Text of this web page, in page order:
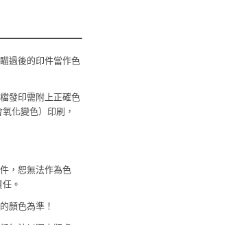
過後的印件當作色
發印需附上正確色
化變色）印刷，
，恕無法作為色
。
顏色為準！